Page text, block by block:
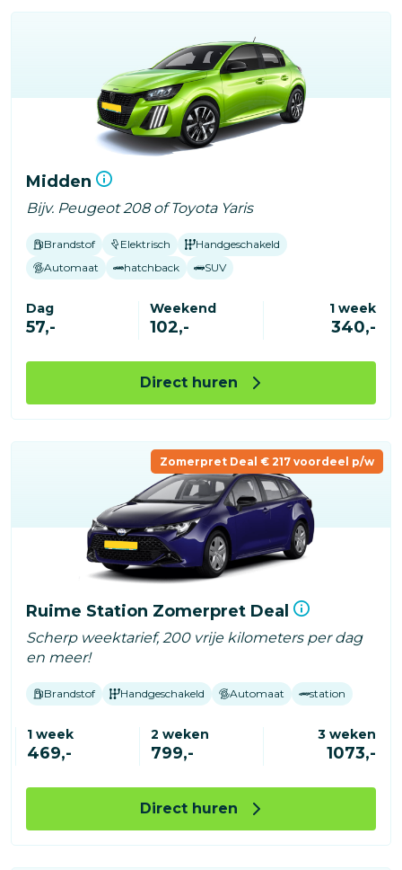
Midden
Bijv. Peugeot 208 of Toyota Yaris
Brandstof Elektrisch
Handgeschakeld
Automaat
hatchback SUV
Dag
57,-
Weekend
102,-
1 week
340,-
Direct huren
Zomerpret Deal € 217 voordeel p/w
Ruime Station Zomerpret Deal
Scherp weektarief, 200 vrije kilometers per dag
en meer!
Brandstof Handgeschakeld Automaat station
1 week
469,-
2 weken
799,-
3 weken
1073,-
Direct huren